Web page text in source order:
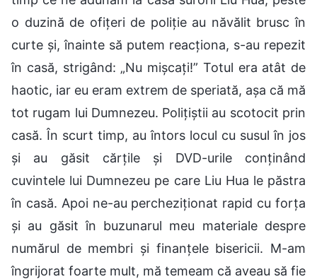
o duzină de ofițeri de poliție au năvălit brusc în
curte și, înainte să putem reacționa, s-au repezit
în casă, strigând: „Nu mișcați!” Totul era atât de
haotic, iar eu eram extrem de speriată, așa că mă
tot rugam lui Dumnezeu. Polițiștii au scotocit prin
casă. În scurt timp, au întors locul cu susul în jos
și au găsit cărțile și DVD-urile conținând
cuvintele lui Dumnezeu pe care Liu Hua le păstra
în casă. Apoi ne-au percheziționat rapid cu forța
și au găsit în buzunarul meu materiale despre
numărul de membri și finanțele bisericii. M-am
îngrijorat foarte mult, mă temeam că aveau să fie